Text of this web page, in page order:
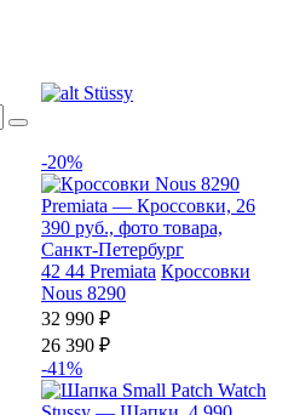
Stüssy
-20%
42 44 Premiata Кроссовки
Nous 8290
32 990 ₽
26 390 ₽
-41%